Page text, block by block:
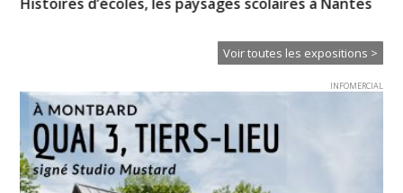
Voir toutes les expositions >
INFOMERCIAL